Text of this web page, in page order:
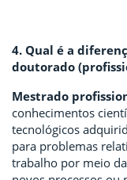
4. Qual é a
doutorado
Mestrado
conhecimentos
tecnológicos
para problemas
trabalho por meio